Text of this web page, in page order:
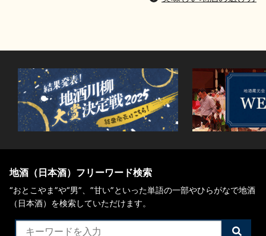
地酒（日本酒）フリーワード検索
“おとこやま”や“男”、”甘い”といった単語の一部やひらがなで地酒
（日本酒）を検索していただけます。
検